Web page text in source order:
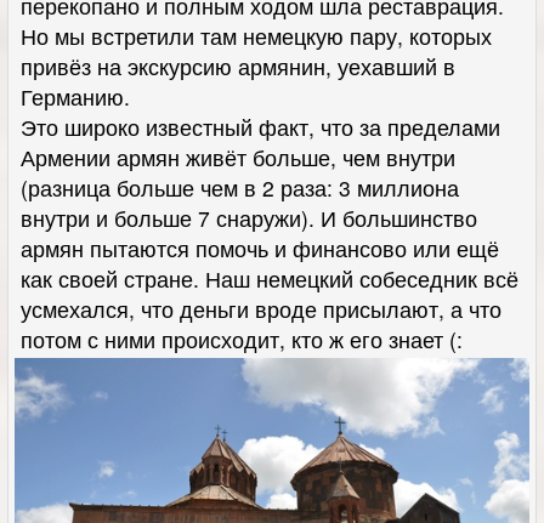
Но мы встретили там немецкую пару, которых
привёз на экскурсию армянин, уехавший в
Германию.
Это широко известный факт, что за пределами
Армении армян живёт больше, чем внутри
(разница больше чем в 2 раза: 3 миллиона
внутри и больше 7 снаружи). И большинство
армян пытаются помочь и финансово или ещё
как своей стране. Наш немецкий собеседник всё
усмехался, что деньги вроде присылают, а что
потом с ними происходит, кто ж его знает (: